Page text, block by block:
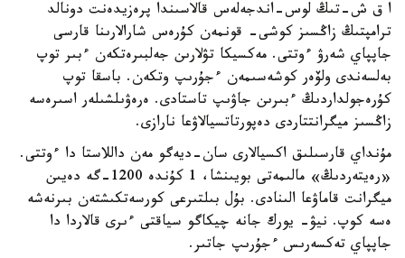
ا ق ش-تىڭ لوس-اندجەلەس قالاسىندا پرەزيدەنت دونالد
ترامپتىڭ زاڭسىز كوشى- قونمەن كۇرەس شارالارىنا قارسى
جاپپاي شەرۋ ءوتتى. مەكسيكا تۋلارىن جەلبىرەتكەن ءبىر توپ
بەلسەندى ولۆەر كوشەسىمەن ءجۇرىپ وتكەن. باسقا توپ
كۇرەجولداردىڭ ءبىرىن جاۋىپ تاستادى. ەرەۋىلشىلەر اسىرەسە
زاڭسىز ميگرانتتاردى دەپورتاتسيالاۋعا نارازى.
مۇنداي قارسىلىق اكسيالارى سان-ديەگو مەن داللاستا دا ءوتتى.
«رەيتەردىڭ» مالىمەتى بويىنشا، 1 كۇندە 1200-گە دەيىن
ميگرانت قاماۋعا الىنادى. بۇل بىلتىرعى كورسەتكىشتەن بىرنەشە
ەسە كوپ. نيۋ- يورك جانە چيكاگو سياقتى ءىرى قالاردا دا
جاپپاي تەكسەرىس ءجۇرىپ جاتىر.